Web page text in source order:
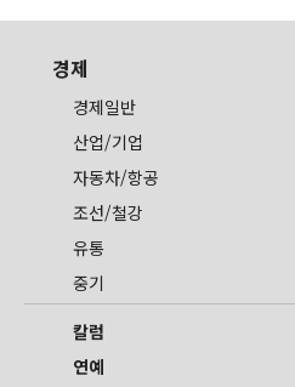
경제
경제일반
산업/기업
자동차/항공
조선/철강
유통
중기
칼럼
연예